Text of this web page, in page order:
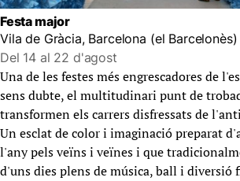
Festa major
Vila de Gràcia, Barcelona (el Barcelonès)
Del 14 al 22 d'agost
Una de les festes més engrescadores de
sens dubte, el multitudinari punt de
transformen els carrers disfressats de
Un esclat de color i imaginació preparat
l'any pels veïns i veïnes i que
d'uns dies plens de música, ball i diversió